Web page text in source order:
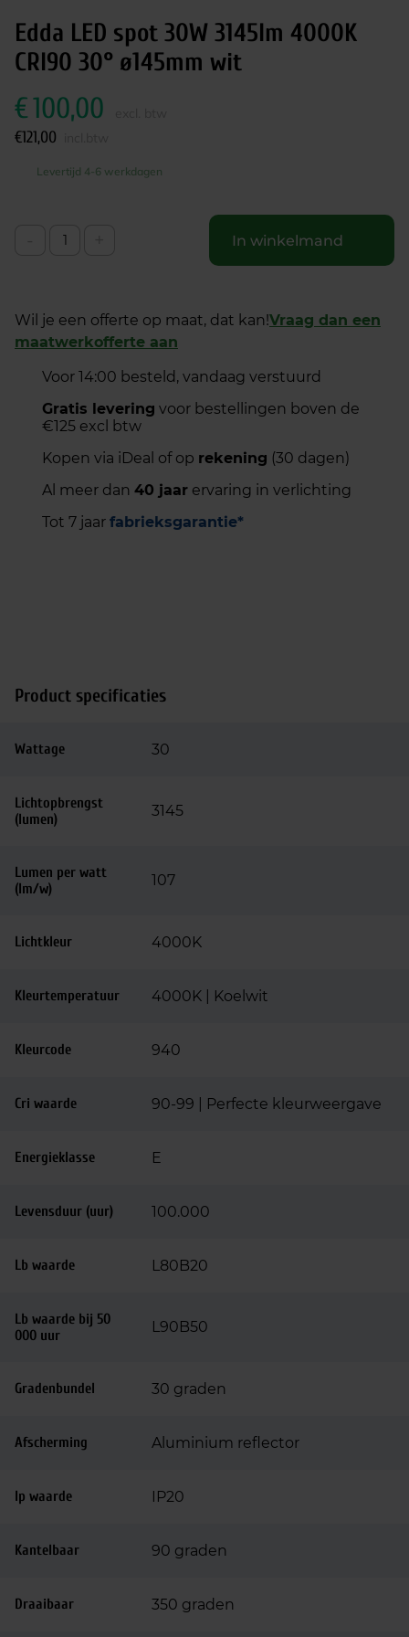
Edda LED spot 30W 3145lm 4000K
CRI90 30° ø145mm wit
€100,00
€121,00
Levertijd 4-6 werkdagen
In winkelmand
Wil je een offerte op maat, dat kan!Vraag dan een
maatwerkofferte aan
Voor 14:00 besteld, vandaag verstuurd
Gratis levering voor bestellingen boven de
€125 excl btw
Kopen via iDeal of op rekening (30 dagen)
Al meer dan 40 jaar ervaring in verlichting
Tot 7 jaar fabrieksgarantie*
Product specificaties
Wattage 30
Lichtopbrengst
(lumen)
3145
Lumen per watt
(lm/w)
107
Lichtkleur 4000K
Kleurtemperatuur 4000K | Koelwit
Kleurcode 940
Cri waarde 90-99 | Perfecte kleurweergave
Energieklasse E
Levensduur (uur) 100.000
Lb waarde L80B20
Lb waarde bij 50
000 uur
L90B50
Gradenbundel 30 graden
Afscherming Aluminium reflector
Ip waarde IP20
Kantelbaar 90 graden
Draaibaar 350 graden